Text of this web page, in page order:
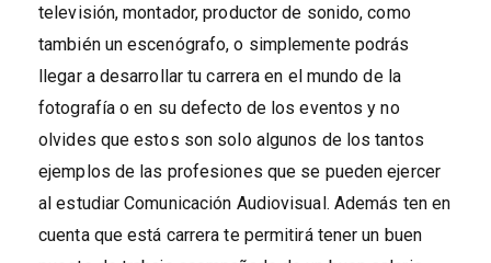
televisión, montador, productor de sonido, como
también un escenógrafo, o simplemente podrás
llegar a desarrollar tu carrera en el mundo de la
fotografía o en su defecto de los eventos y no
olvides que estos son solo algunos de los tantos
ejemplos de las profesiones que se pueden ejercer
al estudiar Comunicación Audiovisual. Además ten en
cuenta que está carrera te permitirá tener un buen